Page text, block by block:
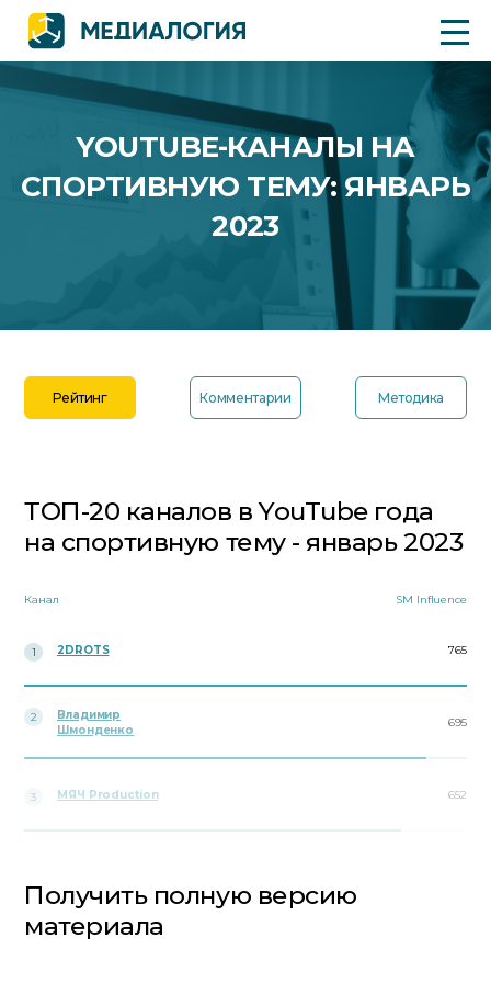
YOUTUBE-КАНАЛЫ НА
СПОРТИВНУЮ ТЕМУ: ЯНВАРЬ
2023
Рейтинг Комментарии Методика
ТОП-20 каналов в YouTube года
на спортивную тему - январь 2023
Канал SM Influence
1 2DROTS 765
2
Владимир
Шмонденко
695
3 МЯЧ Production 652
Получить полную версию
материала